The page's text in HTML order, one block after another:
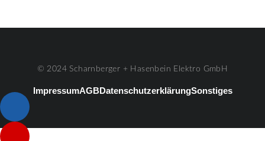
© 2024 Scharnberger + Hasenbein Elektro GmbH
ImpressumAGBDatenschutzerklärungSonstiges